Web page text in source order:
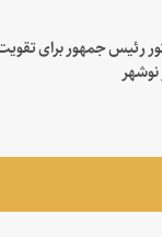
رئیس جمهور برای